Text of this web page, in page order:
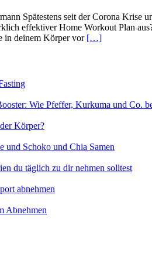
Spätestens seit der Corona Krise
effektiver Home Workout Plan
in deinem Körper vor […]
Wie Pfeffer, Kurkuma und Co.
Körper?
und Schoko und Chia Samen
du täglich zu dir nehmen solltest
abnehmen
Abnehmen